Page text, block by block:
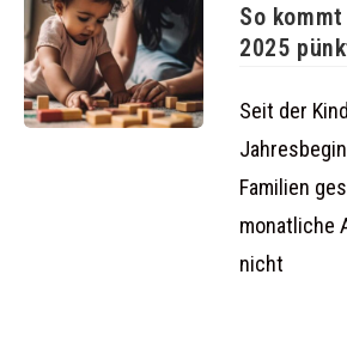
So
2025
Seit der
Familien
monatliche
nicht